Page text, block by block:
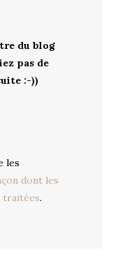
du blog
pas de
:-))
les
dont les
traitées.